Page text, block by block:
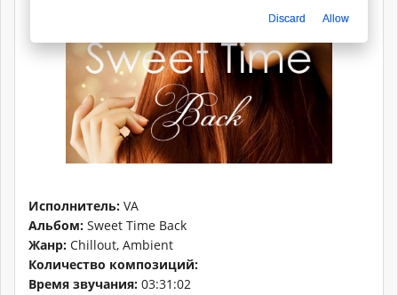
Исполнитель: VA
Альбом: Sweet Time Back
Жанр: Chillout, Ambient
Количество композиций:
Время звучания: 03:31:02
Discard Allow